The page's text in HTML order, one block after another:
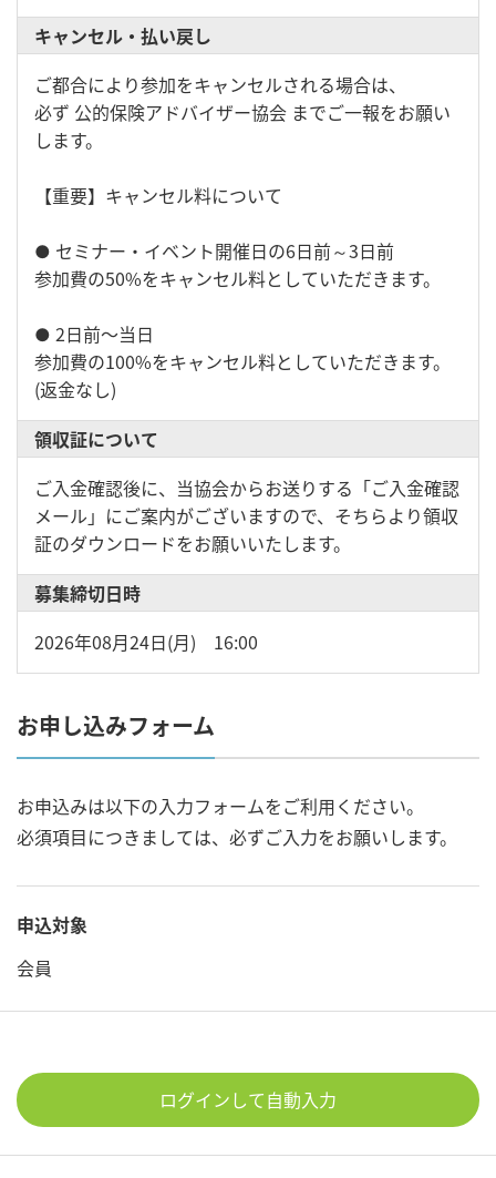
キャンセル・払い戻し
ご都合により参加をキャンセルされる場合は、
必ず 公的保険アドバイザー協会 までご一報をお願い
します。
【重要】キャンセル料について
● セミナー・イベント開催日の6日前～3日前
参加費の50%をキャンセル料としていただきます。
● 2日前〜当日
参加費の100%をキャンセル料としていただきます。
(返金なし)
領収証について
ご入金確認後に、当協会からお送りする「ご入金確認
メール」にご案内がございますので、そちらより領収
証のダウンロードをお願いいたします。
募集締切日時
2026年08月24日(月) 16:00
お申し込みフォーム
お申込みは以下の入力フォームをご利用ください。
必須項目につきましては、必ずご入力をお願いします。
申込対象
会員
ログインして自動入力